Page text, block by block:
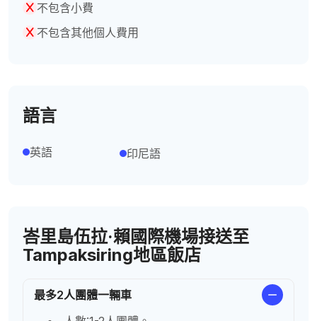
不包含小費
不包含其他個人費用
語言
英語 印尼語
峇里島伍拉·賴國際機場接送至
Tampaksiring地區飯店
最多2人團體一輛車